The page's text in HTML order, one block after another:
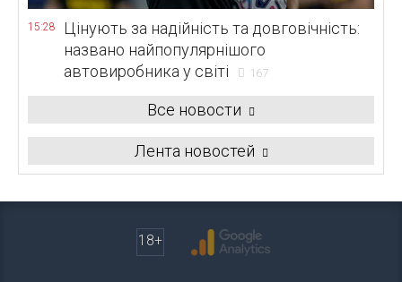
15:28
Цінують за надійність та довговічність:
названо найпопулярнішого
автовиробника у світі
167
Все новости
Лента новостей
18+